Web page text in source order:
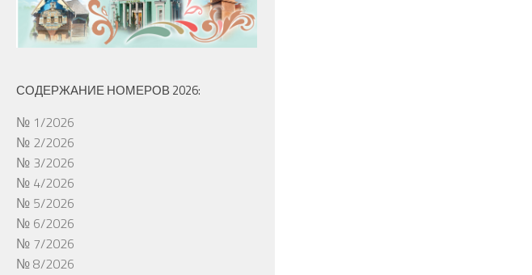
СОДЕРЖАНИЕ НОМЕРОВ 2026:
№ 1/2026
№ 2/2026
№ 3/2026
№ 4/2026
№ 5/2026
№ 6/2026
№ 7/2026
№ 8/2026